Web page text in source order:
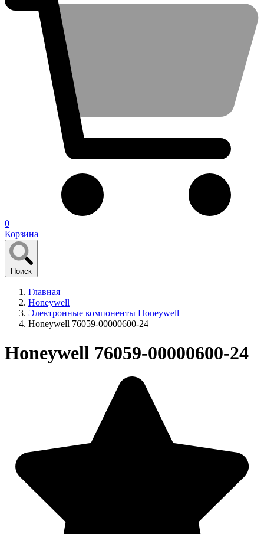
0
Корзина
Поиск
Главная
Honeywell
Электронные компоненты Honeywell
Honeywell 76059-00000600-24
Honeywell 76059-00000600-24